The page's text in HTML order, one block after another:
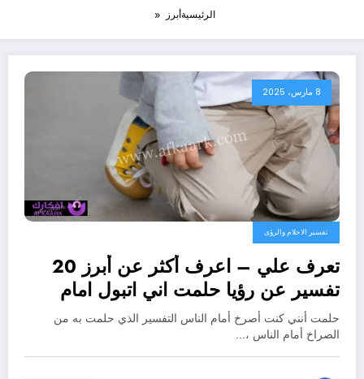
الرئيسيةأبرز
8 مارس، 2025
تفسير الاحلام والرؤى
تعرف علي – اعرف أكثر عن أبرز 20
تفسير عن رؤيا حلمت اني اتبول امام
الناس لابن سيرين – بالتفصيل
حلمت أنني كنت أصرخ أمام الناس التفسير الذي حلمت به من
الصراخ أمام الناس ،…